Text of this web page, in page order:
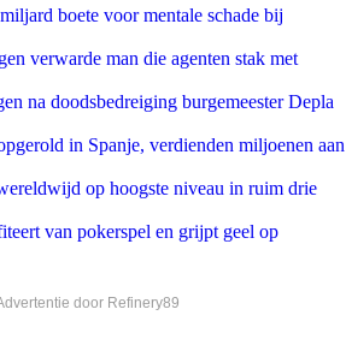
boete voor mentale schade bij
verwarde man die agenten stak met
na doodsbedreiging burgemeester Depla
in Spanje, verdienden miljoenen aan
op hoogste niveau in ruim drie
van pokerspel en grijpt geel op
door Refinery89